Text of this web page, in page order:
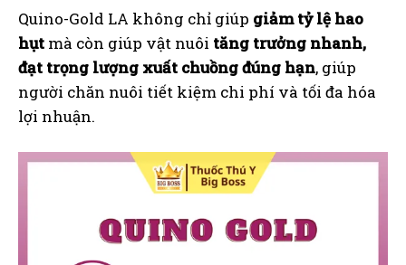
Quino-Gold LA không chỉ giúp giảm tỷ lệ hao
hụt mà còn giúp vật nuôi tăng trưởng nhanh,
đạt trọng lượng xuất chuồng đúng hạn, giúp
người chăn nuôi tiết kiệm chi phí và tối đa hóa
lợi nhuận.